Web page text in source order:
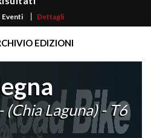
Eventi Dettagli
EDIZIONI
(Chia Laguna) - T6